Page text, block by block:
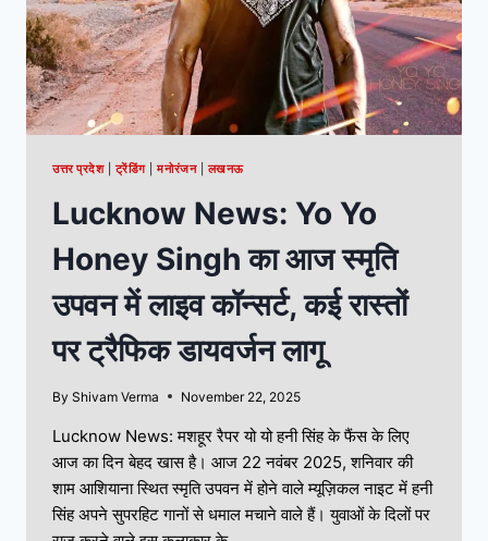
उत्तर प्रदेश|ट्रेंडिंग|मनोरंजन|लखनऊ
Lucknow News: Yo Yo
Honey Singh का आज स्मृति
उपवन में लाइव कॉन्सर्ट, कई रास्तों
पर ट्रैफिक डायवर्जन लागू
By Shivam Verma November 22, 2025
Lucknow News: मशहूर रैपर यो यो हनी सिंह के फैंस के लिए
आज का दिन बेहद खास है। आज 22 नवंबर 2025, शनिवार की
शाम आशियाना स्थित स्मृति उपवन में होने वाले म्यूज़िकल नाइट में हनी
सिंह अपने सुपरहिट गानों से धमाल मचाने वाले हैं। युवाओं के दिलों पर